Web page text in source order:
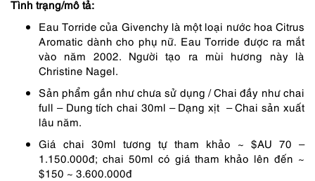
Tình trạng/mô tả:
Eau Torride của Givenchy là một loại nước hoa Citrus
Aromatic dành cho phụ nữ. Eau Torride được ra mắt
vào năm 2002. Người tạo ra mùi hương này là
Christine Nagel.
Sản phẩm gần như chưa sử dụng / Chai đầy như chai
full – Dung tích chai 30ml – Dạng xịt – Chai sản xuất
lâu năm.
Giá chai 30ml tương tự tham khảo ~ $AU 70 –
1.150.000đ; chai 50ml có giá tham khảo lên đến ~
$150 ~ 3.600.000đ